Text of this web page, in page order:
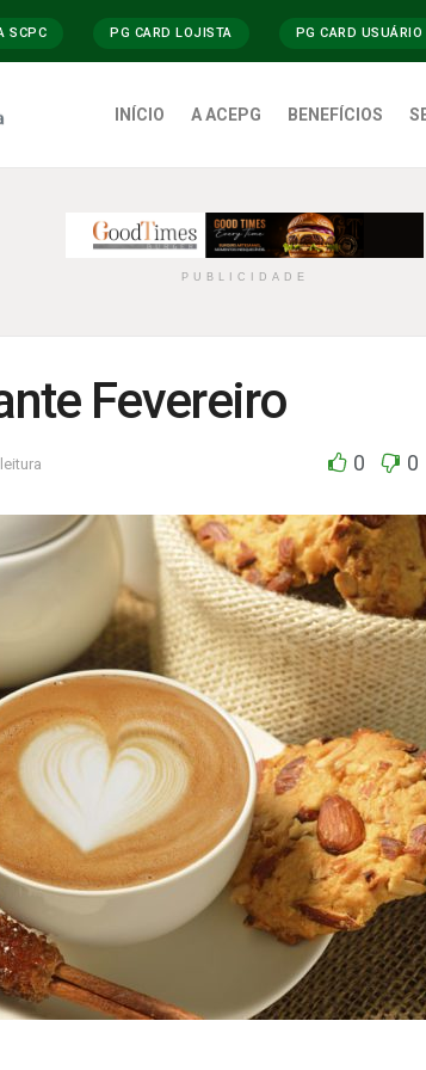
SCPC PG CARD LOJISTA PG CARD USUÁRIO
INÍCIO A ACEPG BENEFÍCIOS
PUBLICIDADE
Fevereiro
0 0